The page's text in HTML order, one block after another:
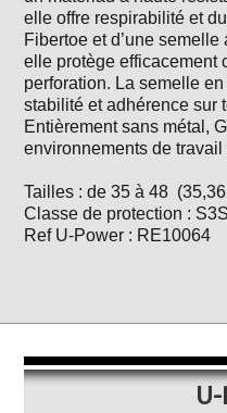
elle offre respirabilité et
Fibertoe et d’une
elle protège efficacement
perforation. La semelle
stabilité et adhérence sur
Entièrement sans métal,
environnements de travail
Tailles : de 35 à 48
Classe de protection :
Ref U-Power : RE10064